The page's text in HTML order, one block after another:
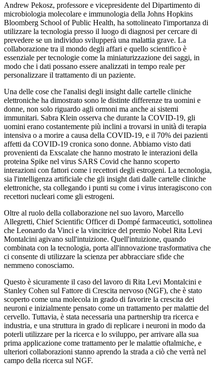
Andrew Pekosz, professore e vicepresidente del Dipartimento di
microbiologia molecolare e immunologia della Johns Hopkins
Bloomberg School of Public Health, ha sottolineato l'importanza di
utilizzare la tecnologia presso il luogo di diagnosi per cercare di
prevedere se un individuo svilupperà una malattia grave. La
collaborazione tra il mondo degli affari e quello scientifico è
essenziale per tecnologie come la miniaturizzazione dei saggi, in
modo che i dati possano essere analizzati in tempo reale per
personalizzare il trattamento di un paziente.
Una delle cose che l'analisi degli insight dalle cartelle cliniche
elettroniche ha dimostrato sono le distinte differenze tra uomini e
donne, non solo riguardo agli ormoni ma anche ai sistemi
immunitari. Sabra Klein osserva che durante la COVID-19, gli
uomini erano costantemente più inclini a trovarsi in unità di terapia
intensiva o a morire a causa della COVID-19, e il 70% dei pazienti
affetti da COVID-19 cronica sono donne. Abbiamo visto dati
provenienti da Exscalate che hanno mostrato le interazioni della
proteina Spike nel virus SARS Covid che hanno scoperto
interazioni con fattori come i recettori degli estrogeni. La tecnologia,
sia l'intelligenza artificiale che gli insight dati dalle cartelle cliniche
elettroniche, sta collegando i punti su come i virus interagiscono con
recettori nucleari come gli estrogeni.
Oltre al ruolo della collaborazione nel suo lavoro, Marcello
Allegretti, Chief Scientific Officer di Dompé farmaceutici, sottolinea
che Leonardo da Vinci e la vincitrice del premio Nobel Rita Levi
Montalcini agivano sull'intuizione. Quell'intuizione, quando
combinata con la tecnologia, porta all'innovazione trasformativa che
ci consente di utilizzare la scienza per abbracciare sfide che
nemmeno conosciamo.
Questo è sicuramente il caso del lavoro di Rita Levi Montalcini e
Stanley Cohen sul Fattore di Crescita nervoso (NGF), che è stato
scoperto come una molecola in grado di favorire la crescita dei
neuroni e inizialmente pensato come un trattamento per malattie del
cervello. Tuttavia, è stata necessaria una partnership tra ricerca e
industria, e una struttura in grado di replicare i neuroni in modo da
poterli utilizzare per la ricerca e lo sviluppo, per arrivare alla sua
prima applicazione come trattamento per le malattie oftalmiche, e
ulteriori collaborazioni stanno aprendo la strada a ciò che verrà nel
campo della ricerca sul NGF.